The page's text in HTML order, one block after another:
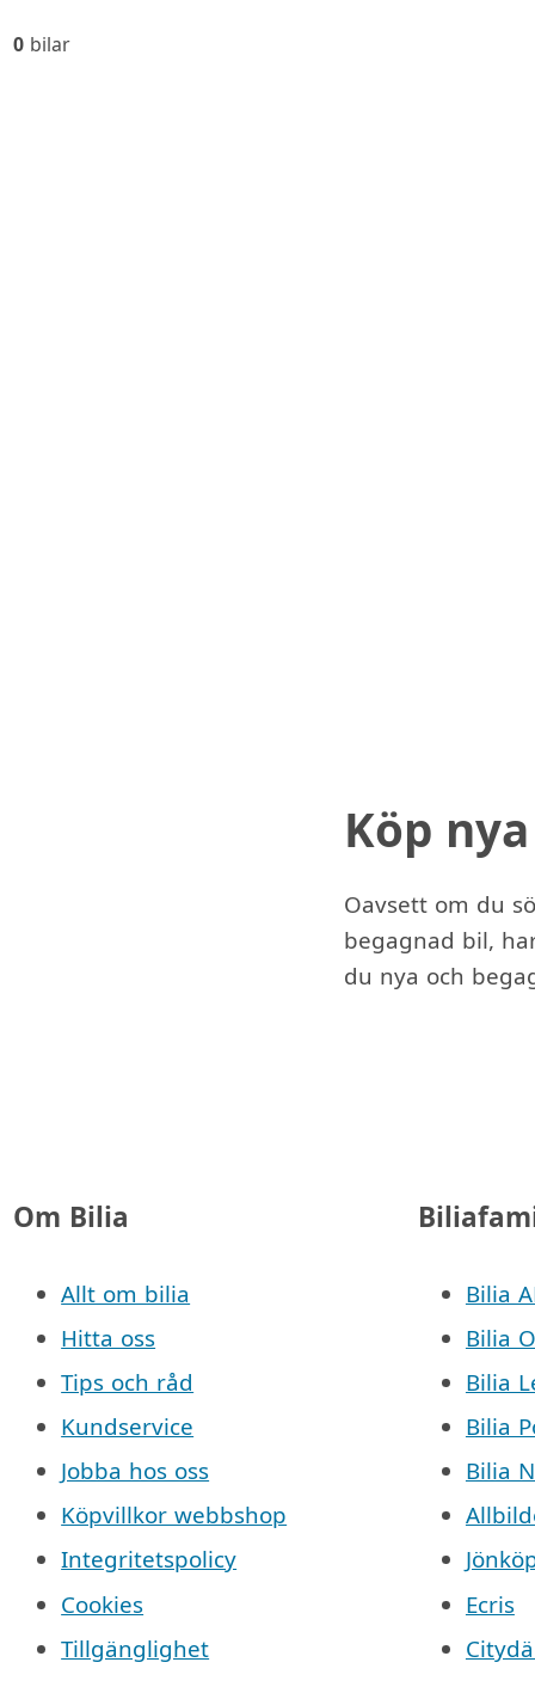
0 bilar
Köp
Oavsett om du
begagnad bil,
du nya och
Om Bilia
Allt om bilia
Hitta oss
Tips och råd
Kundservice
Jobba hos oss
Köpvillkor webbshop
Integritetspolicy
Cookies
Tillgänglighet
Bilia
Bilia
Bilia
Bilia
Bilia
Ecris